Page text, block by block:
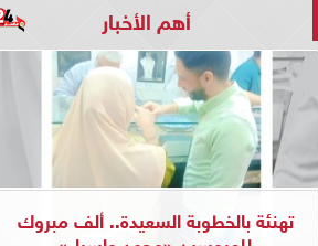
أهم الأخبار
تهنئة بالخطوبة السعيدة.. ألف مبروك